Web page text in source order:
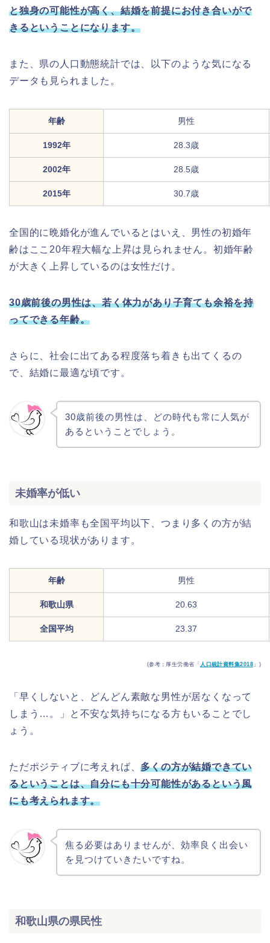
と独身の可能性が高く、結婚を前提にお付き合いがで
きるということになります。
また、県の人口動態統計では、以下のような気になる
データも見られました。
年齢 男性
1992年 28.3歳
2002年 28.5歳
2015年 30.7歳
全国的に晩婚化が進んでいるとはいえ、男性の初婚年
齢はここ20年程大幅な上昇は見られません。初婚年齢
が大きく上昇しているのは女性だけ。
30歳前後の男性は、若く体力があり子育ても余裕を持
ってできる年齢。
さらに、社会に出てある程度落ち着きも出てくるの
で、結婚に最適な頃です。
30歳前後の男性は、どの時代も常に人気が
あるということでしょう。
未婚率が低い
和歌山は未婚率も全国平均以下、つまり多くの方が結
婚している現状があります。
年齢 男性
和歌山県 20.63
全国平均 23.37
(参考：厚生労働省「 人口統計資料集2018 」)
「早くしないと、どんどん素敵な男性が居なくなって
しまう…。」と不安な気持ちになる方もいることでし
ょう。
ただポジティブに考えれば、多くの方が結婚できてい
るということは、自分にも十分可能性があるという風
にも考えられます。
焦る必要はありませんが、効率良く出会い
を見つけていきたいですね。
和歌山県の県民性